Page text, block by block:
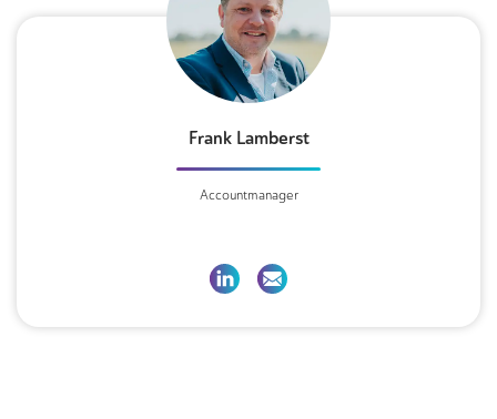
Frank Lamberst
Accountmanager